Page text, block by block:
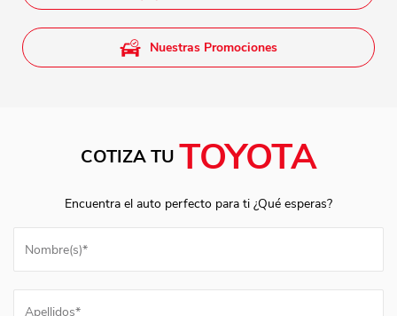
Nuestras Promociones
COTIZA TU TOYOTA
Encuentra el auto perfecto para ti ¿Qué esperas?